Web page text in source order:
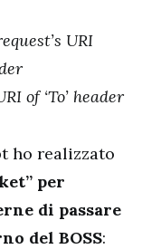
URI
of ‘To’ header
ho realizzato
per
di passare
del BOSS: